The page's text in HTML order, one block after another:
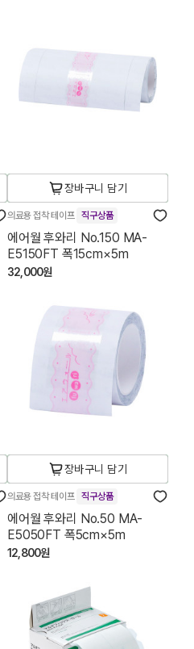
장바구니 담기
의료용 접착 테이프 직구상품
에어월 후와리 No.150 MA-
E5150FT 폭15cm×5m
32,000원
장바구니 담기
의료용 접착 테이프 직구상품
에어월 후와리 No.50 MA-
E5050FT 폭5cm×5m
12,800원